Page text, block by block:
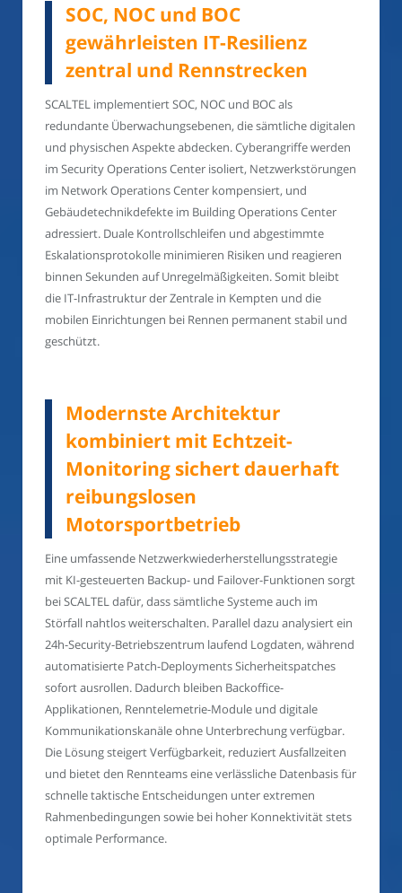
SOC, NOC und BOC
gewährleisten IT-Resilienz
zentral und Rennstrecken
SCALTEL implementiert SOC, NOC und BOC als
redundante Überwachungsebenen, die sämtliche digitalen
und physischen Aspekte abdecken. Cyberangriffe werden
im Security Operations Center isoliert, Netzwerkstörungen
im Network Operations Center kompensiert, und
Gebäudetechnikdefekte im Building Operations Center
adressiert. Duale Kontrollschleifen und abgestimmte
Eskalationsprotokolle minimieren Risiken und reagieren
binnen Sekunden auf Unregelmäßigkeiten. Somit bleibt
die IT-Infrastruktur der Zentrale in Kempten und die
mobilen Einrichtungen bei Rennen permanent stabil und
geschützt.
Modernste Architektur
kombiniert mit Echtzeit-
Monitoring sichert dauerhaft
reibungslosen
Motorsportbetrieb
Eine umfassende Netzwerkwiederherstellungsstrategie
mit KI-gesteuerten Backup- und Failover-Funktionen sorgt
bei SCALTEL dafür, dass sämtliche Systeme auch im
Störfall nahtlos weiterschalten. Parallel dazu analysiert ein
24h-Security-Betriebszentrum laufend Logdaten, während
automatisierte Patch-Deployments Sicherheitspatches
sofort ausrollen. Dadurch bleiben Backoffice-
Applikationen, Renntelemetrie-Module und digitale
Kommunikationskanäle ohne Unterbrechung verfügbar.
Die Lösung steigert Verfügbarkeit, reduziert Ausfallzeiten
und bietet den Rennteams eine verlässliche Datenbasis für
schnelle taktische Entscheidungen unter extremen
Rahmenbedingungen sowie bei hoher Konnektivität stets
optimale Performance.